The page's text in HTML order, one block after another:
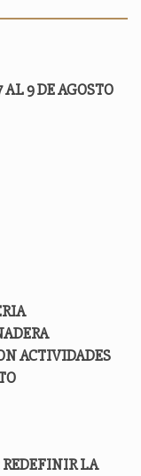
9 DE AGOSTO
ACTIVIDADES
LA